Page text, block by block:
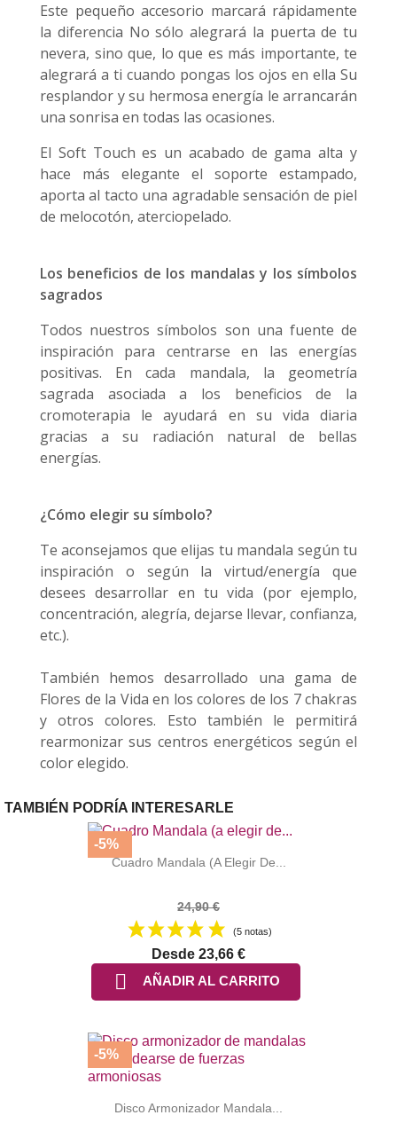
Este pequeño accesorio marcará rápidamente
la diferencia No sólo alegrará la puerta de tu
nevera, sino que, lo que es más importante, te
alegrará a ti cuando pongas los ojos en ella Su
resplandor y su hermosa energía le arrancarán
una sonrisa en todas las ocasiones.
El Soft Touch es un acabado de gama alta y
hace más elegante el soporte estampado,
aporta al tacto una agradable sensación de piel
de melocotón, aterciopelado.
Los beneficios de los mandalas y los símbolos
sagrados
Todos nuestros símbolos son una fuente de
inspiración para centrarse en las energías
positivas. En cada mandala, la geometría
sagrada asociada a los beneficios de la
cromoterapia le ayudará en su vida diaria
gracias a su radiación natural de bellas
energías.
¿Cómo elegir su símbolo?
Te aconsejamos que elijas tu mandala según tu
inspiración o según la virtud/energía que
desees desarrollar en tu vida (por ejemplo,
concentración, alegría, dejarse llevar, confianza,
etc.).
También hemos desarrollado una gama de
Flores de la Vida en los colores de los 7 chakras
y otros colores. Esto también le permitirá
rearmonizar sus centros energéticos según el
color elegido.
TAMBIÉN PODRÍA INTERESARLE
Cuadro Mandala (a Elegir De...
24,90 €
(5 notas)
Desde 23,66 €
 AÑADIR AL CARRITO
-5%
Disco Armonizador Mandala...
-5%